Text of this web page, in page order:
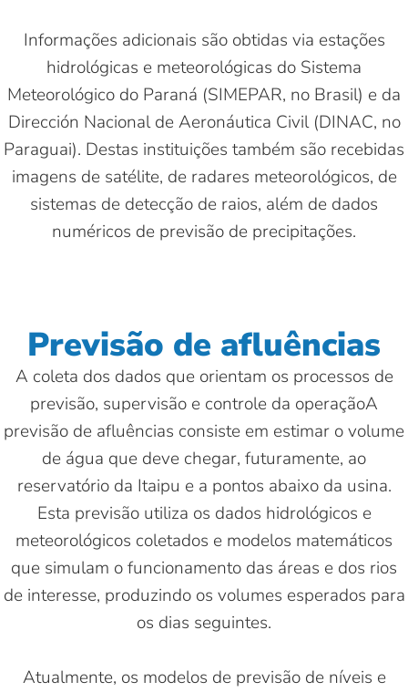
Informações adicionais são obtidas via estações
hidrológicas e meteorológicas do Sistema
Meteorológico do Paraná (SIMEPAR, no Brasil) e da
Dirección Nacional de Aeronáutica Civil (DINAC, no
Paraguai). Destas instituições também são recebidas
imagens de satélite, de radares meteorológicos, de
sistemas de detecção de raios, além de dados
numéricos de previsão de precipitações.
Previsão de afluências
A coleta dos dados que orientam os processos de
previsão, supervisão e controle da operaçãoA
previsão de afluências consiste em estimar o volume
de água que deve chegar, futuramente, ao
reservatório da Itaipu e a pontos abaixo da usina.
Esta previsão utiliza os dados hidrológicos e
meteorológicos coletados e modelos matemáticos
que simulam o funcionamento das áreas e dos rios
de interesse, produzindo os volumes esperados para
os dias seguintes.
Atualmente, os modelos de previsão de níveis e